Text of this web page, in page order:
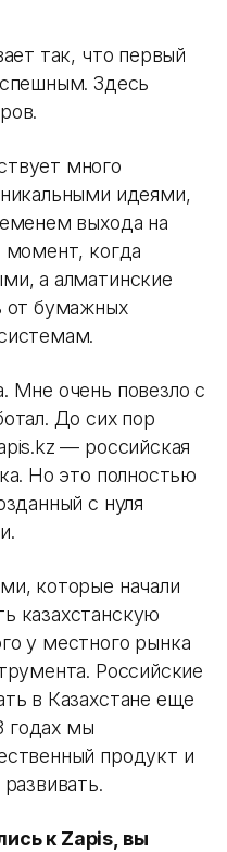
так, что первый
Здесь
много
идеями,
выхода на
когда
а алматинские
от бумажных
Мне очень повезло с
До сих пор
— российская
Но это полностью
с нуля
которые начали
казахстанскую
у местного рынка
Российские
в Казахстане еще
годах мы
продукт и
к Zapis, вы